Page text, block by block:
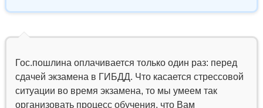
Гос.пошлина оплачивается только один раз: перед
сдачей экзамена в ГИБДД. Что касается стрессовой
ситуации во время экзамена, то мы умеем так
организовать процесс обучения, что Вам